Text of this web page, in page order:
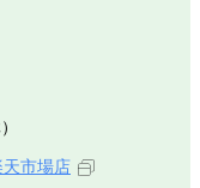
市場店